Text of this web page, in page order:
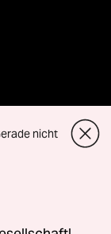
nicht